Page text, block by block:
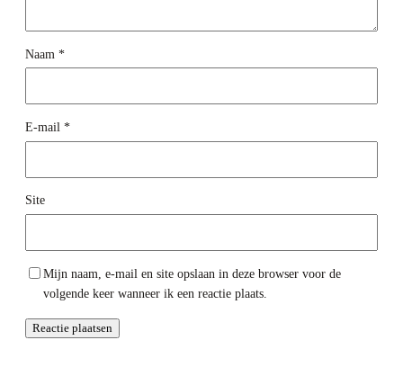
Naam *
E-mail *
Site
Mijn naam, e-mail en site opslaan in deze browser voor de
volgende keer wanneer ik een reactie plaats.